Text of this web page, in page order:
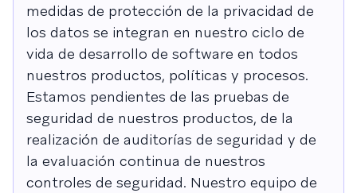
medidas de protección de la privacidad de
los datos se integran en nuestro ciclo de
vida de desarrollo de software en todos
nuestros productos, políticas y procesos.
Estamos pendientes de las pruebas de
seguridad de nuestros productos, de la
realización de auditorías de seguridad y de
la evaluación continua de nuestros
controles de seguridad. Nuestro equipo de